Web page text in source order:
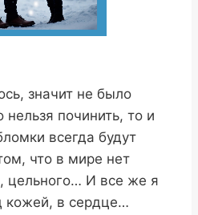
значит не было
починить, то и
всегда будут
что в мире нет
цельного… И все же я
кожей, в сердце…